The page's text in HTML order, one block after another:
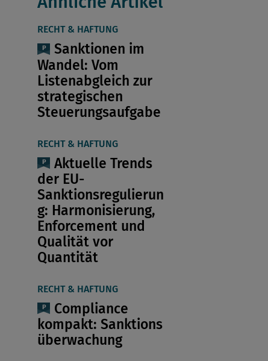
RECHT & HAFTUNG
Sanktionen im
Wandel: Vom
Listenabgleich zur
strategischen
Steuerungsaufgabe
RECHT & HAFTUNG
Aktuelle Trends
der EU-
Sanktionsregulierun
g: Harmonisierung,
Enforcement und
Qualität vor
Quantität
RECHT & HAFTUNG
Compliance
kompakt: Sanktions
überwachung